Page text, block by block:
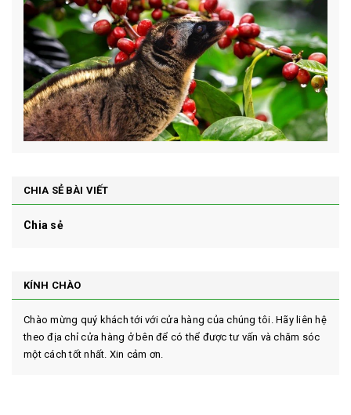
CHIA SẺ BÀI VIẾT
Chia sẻ
KÍNH CHÀO
Chào mừng quý khách tới với cửa hàng của chúng tôi. Hãy liên hệ
theo địa chỉ cửa hàng ở bên để có thể được tư vấn và chăm sóc
một cách tốt nhất. Xin cảm ơn.